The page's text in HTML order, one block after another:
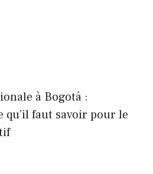
à Bogotá :
faut savoir pour le